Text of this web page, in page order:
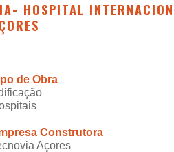
HOSPITAL
de Obra
Construtora
Açores